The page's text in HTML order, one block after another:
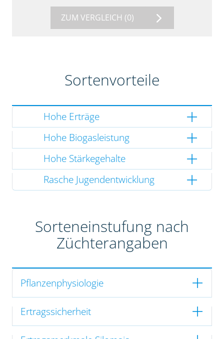
ZUM VERGLEICH (0)
Sortenvorteile
Hohe Erträge
Hohe Biogasleistung
Hohe Stärkegehalte
Rasche Jugendentwicklung
Sorteneinstufung nach
Züchterangaben
Pflanzenphysiologie
Ertragssicherheit